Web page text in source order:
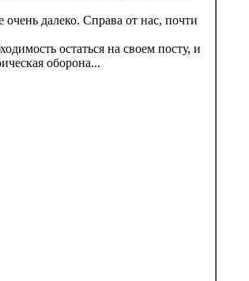
далеко. Справа от нас, почти
остаться на своем посту, и
оборона...